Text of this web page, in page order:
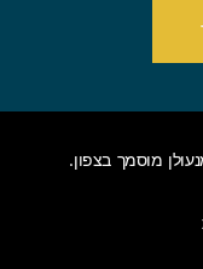
מוסמך בצפון.